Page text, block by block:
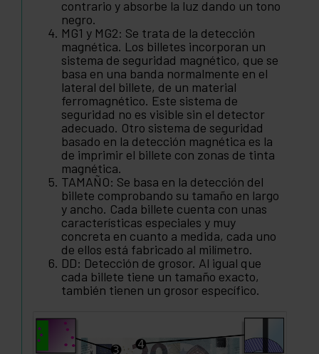
contrario y absorbe la luz dando un tono
negro.
MG1 y MG2: Se trata de la detección
magnética. Los billetes incorporan un
sistema de seguridad magnético, que se
basa en una banda normalmente en el
lateral del billete, de un material
ferromagnético. Este sistema de
seguridad no es visible sin el detector
adecuado. Otro sistema de seguridad
basado en la detección magnética es la
de imprimir el billete con zonas de tinta
magnética.
TAMAÑO: Se basa en la detección del
billete comprobando su tamaño en largo
y ancho. Cada billete cuenta con unas
características especiales y muy
concreta en cuanto a medida, cada uno
de ellos está fabricado al milímetro.
DD: Detección de grosor. Al igual que
cada billete tiene un tamaño exacto,
también tienen un grosor específico.